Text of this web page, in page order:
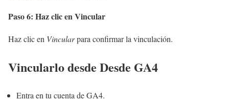
Paso 6: Haz clic en Vincular
Haz clic en Vincularpara confirmar la vinculación.
Vincularlo desde Desde GA4
Entra en tu cuenta de GA4.